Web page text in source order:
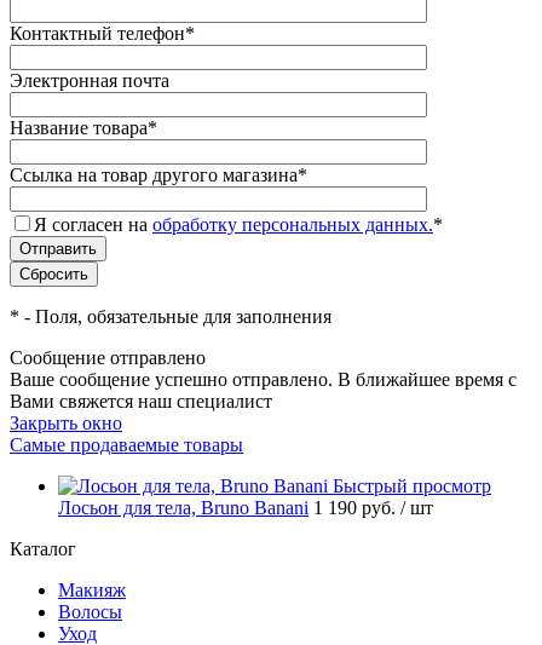
Контактный телефон*
Электронная почта
Название товара*
Ссылка на товар другого магазина*
Я согласен на обработку персональных данных.*
* - Поля, обязательные для заполнения
Сообщение отправлено
Ваше сообщение успешно отправлено. В ближайшее время с
Вами свяжется наш специалист
Закрыть окно
Самые продаваемые товары
Быстрый просмотр
Лосьон для тела, Bruno Banani 1 190 руб. / шт
Каталог
Макияж
Волосы
Уход